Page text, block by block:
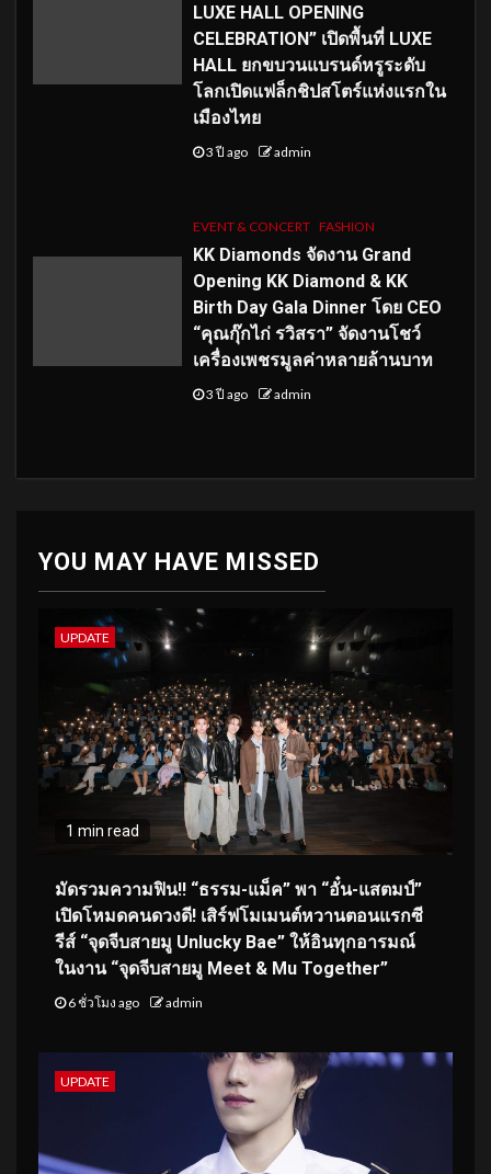
LUXE HALL OPENING
CELEBRATION” เปิดพื้นที่ LUXE
HALL ยกขบวนแบรนด์หรูระดับ
โลกเปิดแฟล็กชิปสโตร์แห่งแรกใน
เมืองไทย
3 ปี ago admin
EVENT & CONCERT FASHION
KK Diamonds จัดงาน Grand
Opening KK Diamond & KK
Birth Day Gala Dinner โดย CEO
“คุณกุ๊กไก่ รวิสรา” จัดงานโชว์
เครื่องเพชรมูลค่าหลายล้านบาท
3 ปี ago admin
YOU MAY HAVE MISSED
UPDATE
1 min read
มัดรวมความฟิน!! “ธรรม-แม็ค” พา “อั๋น-แสตมป์”
เปิดโหมดคนดวงดี! เสิร์ฟโมเมนต์หวานตอนแรกซี
รีส์ “จุดจีบสายมู Unlucky Bae” ให้อินทุกอารมณ์
ในงาน “จุดจีบสายมู Meet & Mu Together”
6 ชั่วโมง ago admin
UPDATE